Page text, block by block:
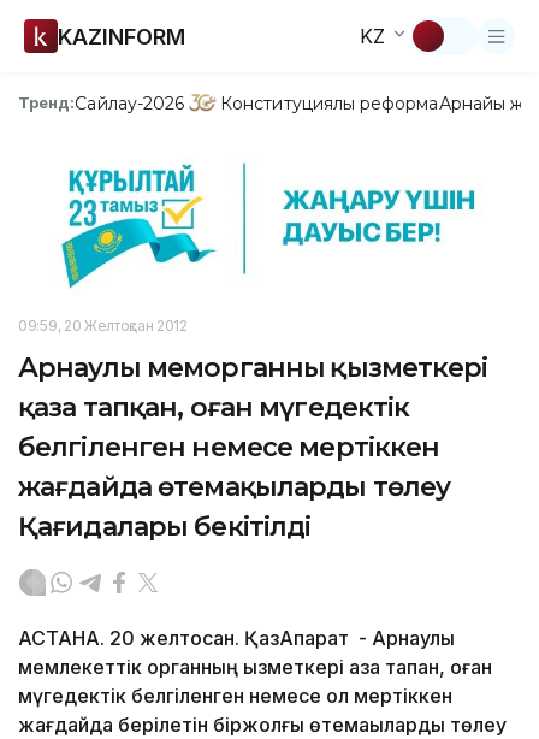
KAZINFORM KZ
Тренд:Сайлау-2026 Конституциялық реформаАрнайы
09:59, 20 Желтоқсан 2012
Арнаулы меморганның қызметкері
қаза тапқан, оған мүгедектік
белгіленген немесе мертіккен
жағдайда өтемақыларды төлеу
Қағидалары бекітілді
АСТАНА. 20 желтоқсан. ҚазАқпарат - Арнаулы
мемлекеттік органның қызметкері қаза тапқан, оған
мүгедектік белгіленген немесе ол мертіккен
жағдайда берілетін біржолғы өтемақыларды төлеу